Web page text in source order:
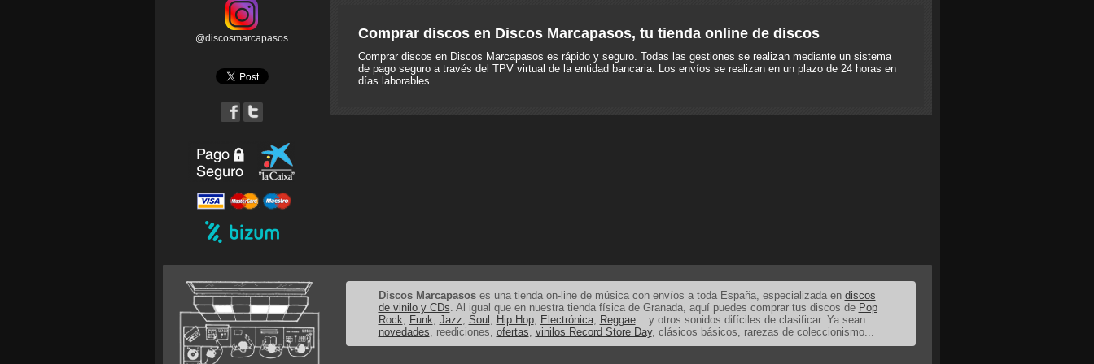
@discosmarcapasos Comprar discos en Discos Marcapasos, tu tienda online de discos
Comprar discos en Discos Marcapasos es rápido y seguro. Todas las gestiones se realizan mediante un sistema
de pago seguro a través del TPV virtual de la entidad bancaria. Los envíos se realizan en un plazo de 24 horas en
días laborables.
Discos Marcapasoses una tienda on-line de música con envíos a toda España, especializada en discos
de vinilo y CDs. Al igual que en nuestra tienda física de Granada, aquí puedes comprar tus discos de Pop
Rock, Funk, Jazz, Soul , Hip Hop, Electrónica, Reggae... y otros sonidos difíciles de clasificar. Ya sean
novedades, reediciones, ofertas, vinilos Record Store Day, clásicos básicos, rarezas de coleccionismo...